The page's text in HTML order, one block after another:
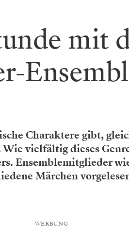
mit
Charaktere gibt,
vielfältig dieses
Ensemblemitglieder
Märchen
WERBUNG